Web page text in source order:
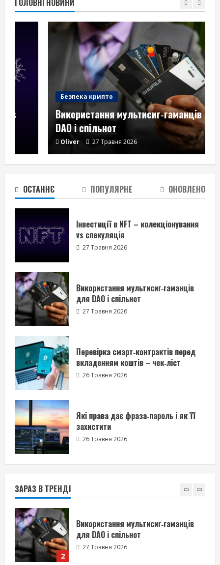
ГОЛОВНІ НОВИНИ
Безпека крипто
Використання мультисиг‑гаманців для
DAO і спільнот
27 Травня 2026
ЗАРАЗ В ТРЕНДІ
Використання мультисиг‑гаманців
27 Травня 2026
3
26 Травня 2026
4
26 Травня 2026
5
26 Травня 2026
1
27 Травня 2026
2
3
Перевірка смарт‑контрактів перед
вкладенням коштів – чек‑ліст
26 Травня 2026
ОСТАННЄ ПОПУЛЯРНЕ ОНОВЛЕНО
Інвестиції в NFT – колекціонування
vs спекуляція
27 Травня 2026
Використання мультисиг‑гаманців
для DAO і спільнот
27 Травня 2026
Перевірка смарт‑контрактів перед
вкладенням коштів – чек‑ліст
26 Травня 2026
Які права дає фраза‑пароль і як її
захистити
26 Травня 2026